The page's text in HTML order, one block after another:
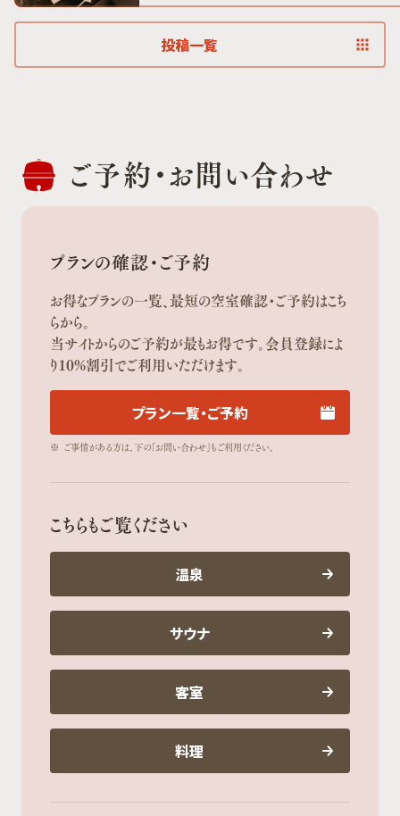
投稿一覧
ご予約・お問い合わせ
プランの確認・ご予約
お得なプランの一覧、最短の空室確認・ご予約はこち
らから。
当サイトからのご予約が最もお得です。会員登録によ
り10%割引でご利用いただけます。
プラン一覧・ご予約
※ ご事情がある方は、下の「お問い合わせ」もご利用ください。
こちらもご覧ください
温泉
サウナ
客室
料理